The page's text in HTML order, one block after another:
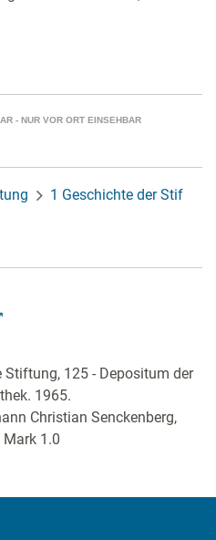
- NUR VOR ORT EINSEHBAR
1 Geschichte der Stif
Stiftung, 125 - Depositum der
1965.
Christian Senckenberg,
1.0